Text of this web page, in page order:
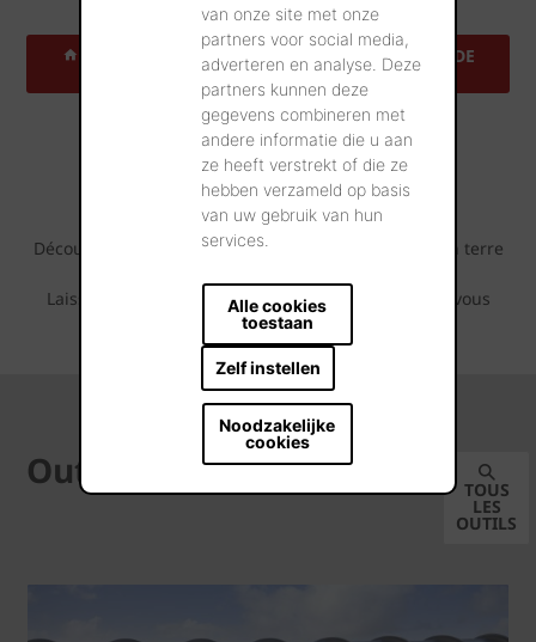
van onze site met onze
partners voor social media,
adverteren en analyse. Deze
partners kunnen deze
gegevens combineren met
andere informatie die u aan
ze heeft verstrekt of die ze
hebben verzameld op basis
van uw gebruik van hun
services.
Alle cookies
toestaan
Zelf instellen
Noodzakelijke
cookies
TROUVEZ UNE ADRESSE DE RÉFÉRENCE PRÈS DE
CHEZ VOUS
Projets de référence
inspirants
Découvrez tout ce qui est possible avec cette tuile en terre
Laissez-vous inspirer par les séries de photos que vous
pouvez retrouver ci-dessous.
Outils TOUS
LES
OUTILS